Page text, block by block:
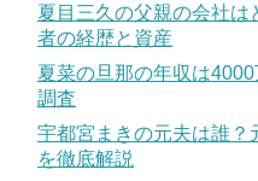
夏目三久の父親の会社は
者の経歴と資産
夏菜の旦那の年収は
調査
宇都宮まきの元夫は誰？
を徹底解説